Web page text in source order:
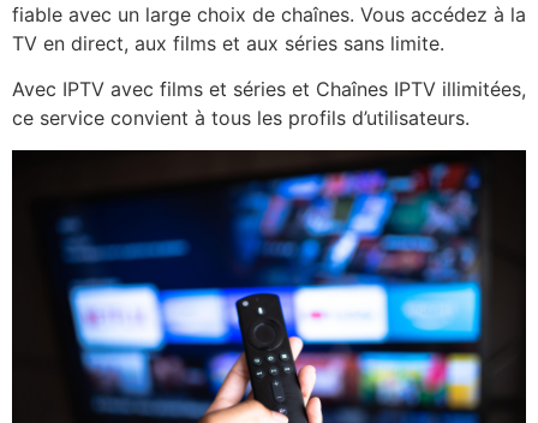
fiable avec un large choix de chaînes. Vous accédez à la
TV en direct, aux films et aux séries sans limite.
Avec IPTV avec films et séries et Chaînes IPTV illimitées,
ce service convient à tous les profils d’utilisateurs.